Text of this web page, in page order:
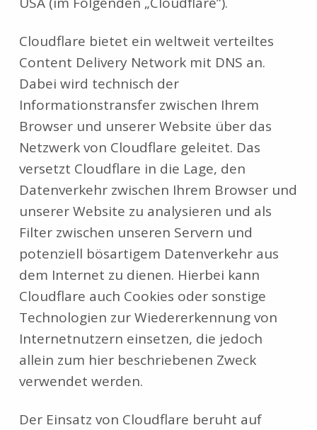
Cloudflare bietet ein weltweit verteiltes
Content Delivery Network mit DNS an.
Dabei wird technisch der
Informationstransfer zwischen Ihrem
Browser und unserer Website über das
Netzwerk von Cloudflare geleitet. Das
versetzt Cloudflare in die Lage, den
Datenverkehr zwischen Ihrem Browser und
unserer Website zu analysieren und als
Filter zwischen unseren Servern und
potenziell bösartigem Datenverkehr aus
dem Internet zu dienen. Hierbei kann
Cloudflare auch Cookies oder sonstige
Technologien zur Wiedererkennung von
Internetnutzern einsetzen, die jedoch
allein zum hier beschriebenen Zweck
verwendet werden.
Der Einsatz von Cloudflare beruht auf